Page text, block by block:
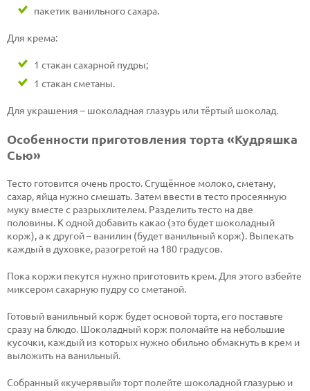
пакетик ванильного сахара.
Для крема:
1 стакан сахарной пудры;
1 стакан сметаны.
Для украшения – шоколадная глазурь или тёртый шоколад.
Особенности приготовления торта «Кудряшка
Сью»
Тесто готовится очень просто. Сгущённое молоко, сметану,
сахар, яйца нужно смешать. Затем ввести в тесто просеянную
муку вместе с разрыхлителем. Разделить тесто на две
половины. К одной добавить какао (это будет шоколадный
корж), а к другой – ванилин (будет ванильный корж). Выпекать
каждый в духовке, разогретой на 180 градусов.
Пока коржи пекутся нужно приготовить крем. Для этого взбейте
миксером сахарную пудру со сметаной.
Готовый ванильный корж будет основой торта, его поставьте
сразу на блюдо. Шоколадный корж поломайте на небольшие
кусочки, каждый из которых нужно обильно обмакнуть в крем и
выложить на ванильный.
Собранный «кучерявый» торт полейте шоколадной глазурью и